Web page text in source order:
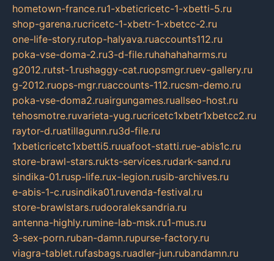
hometown-france.ru1-xbeticricetc-1-xbetti-5.ru
shop-garena.rucricetc-1-xbetr-1-xbetcc-2.ru
one-life-story.rutop-halyava.ruaccounts112.ru
poka-vse-doma-2.ru3-d-file.ruhahahaharms.ru
g2012.rutst-1.rushaggy-cat.ruopsmgr.ruev-gallery.ru
g-2012.ruops-mgr.ruaccounts-112.rucsm-demo.ru
poka-vse-doma2.ruairgungames.ruallseo-host.ru
tehosmotre.ruvarieta-yug.rucricetc1xbetr1xbetcc2.ru
raytor-d.ruatillagunn.ru3d-file.ru
1xbeticricetc1xbetti5.ruuafoot-statti.rue-abis1c.ru
store-brawl-stars.rukts-services.rudark-sand.ru
sindika-01.rusp-life.rux-legion.rusib-archives.ru
e-abis-1-c.rusindika01.ruvenda-festival.ru
store-brawlstars.rudooraleksandria.ru
antenna-highly.rumine-lab-msk.ru1-mus.ru
3-sex-porn.ruban-damn.rupurse-factory.ru
viagra-tablet.rufasbags.ruadler-jun.rubandamn.ru